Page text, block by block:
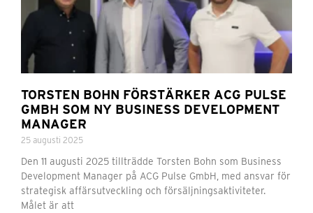
TORSTEN BOHN FÖRSTÄRKER ACG PULSE
GMBH SOM NY BUSINESS DEVELOPMENT
MANAGER
25 augusti 2025
Den 11 augusti 2025 tillträdde Torsten Bohn som Business
Development Manager på ACG Pulse GmbH, med ansvar för
strategisk affärsutveckling och försäljningsaktiviteter.
Målet är att